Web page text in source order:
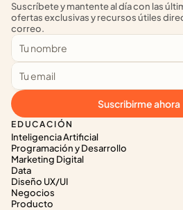
EDUCACIÓN
Inteligencia Artificial
Programación y Desarrollo
Marketing Digital
Data
Diseño UX/UI
Negocios
Producto
Suscríbete y mantente al día con las
ofertas exclusivas y recursos útiles
correo.
Suscribirme ahora